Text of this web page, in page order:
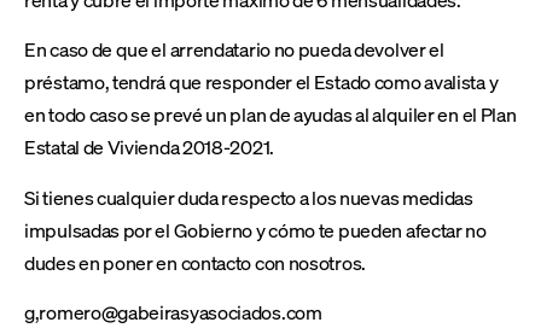
En caso de que el arrendatario no pueda devolver el
préstamo, tendrá que responder el Estado como avalista y
en todo caso se prevé un plan de ayudas al alquiler en el Plan
Estatal de Vivienda 2018-2021.
Si tienes cualquier duda respecto a los nuevas medidas
impulsadas por el Gobierno y cómo te pueden afectar no
dudes en poner en contacto con nosotros.
g,romero@gabeirasyasociados.com